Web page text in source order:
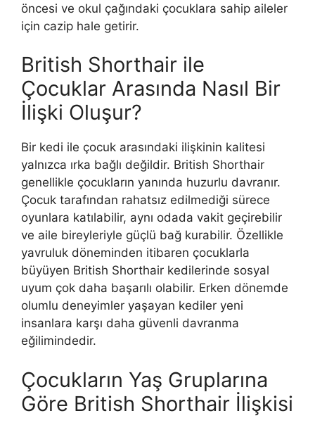
öncesi ve okul çağındaki çocuklara sahip aileler
için cazip hale getirir.
British Shorthair ile
Çocuklar Arasında Nasıl Bir
İlişki Oluşur?
Bir kedi ile çocuk arasındaki ilişkinin kalitesi
yalnızca ırka bağlı değildir. British Shorthair
genellikle çocukların yanında huzurlu davranır.
Çocuk tarafından rahatsız edilmediği sürece
oyunlara katılabilir, aynı odada vakit geçirebilir
ve aile bireyleriyle güçlü bağ kurabilir. Özellikle
yavruluk döneminden itibaren çocuklarla
büyüyen British Shorthair kedilerinde sosyal
uyum çok daha başarılı olabilir. Erken dönemde
olumlu deneyimler yaşayan kediler yeni
insanlara karşı daha güvenli davranma
eğilimindedir.
Çocukların Yaş Gruplarına
Göre British Shorthair İlişkisi